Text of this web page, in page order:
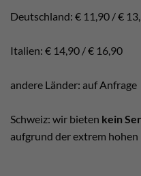
Deutschland: € 11,90 / €
Italien: € 14,90 / € 16,90
andere Länder: auf Anfrage
Schweiz: wir bieten kein
aufgrund der extrem